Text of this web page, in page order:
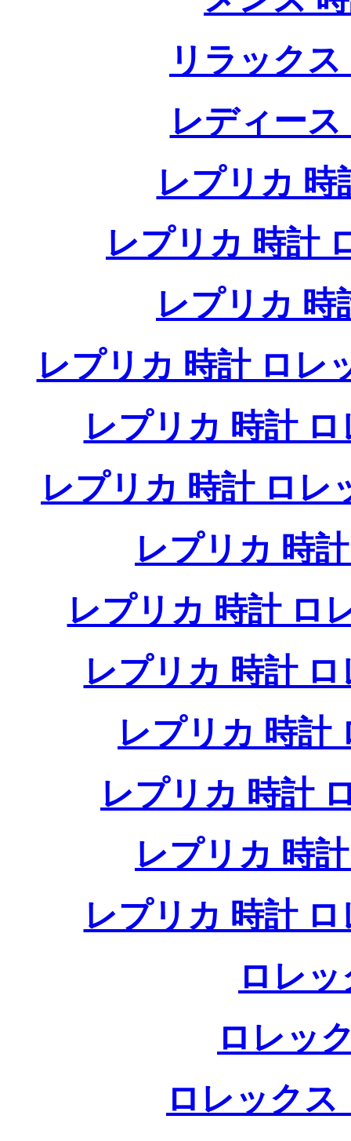
リラック
レディー
レプリカ 時
レプリカ 時計
レプリカ 時
レプリカ 時計 ロレ
レプリカ 時計
レプリカ 時計 ロレ
レプリカ 時
レプリカ 時計 ロ
レプリカ 時計
レプリカ 時計
レプリカ 時計
レプリカ 時
レプリカ 時計
ロレ
ロレッ
ロレックス